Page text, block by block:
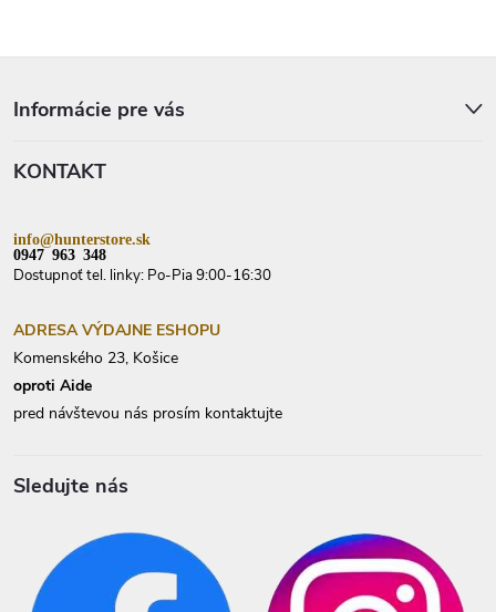
Informácie pre vás
KONTAKT
info@hunterstore.sk
0947 963 348
Dostupnoť tel. linky: Po-Pia 9:00-16:30
ADRESA VÝDAJNE ESHOPU
Komenského 23, Košice
oproti Aide
pred návštevou nás prosím kontaktujte
Sledujte nás